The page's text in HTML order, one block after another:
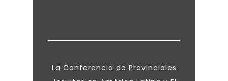
La Conferencia de Provinciales